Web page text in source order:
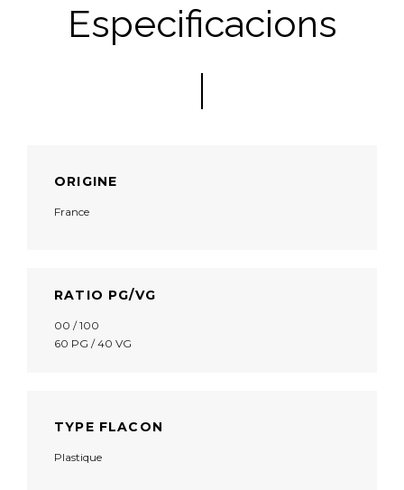
Especificacions
ORIGINE
France
RATIO PG/VG
00 / 100
60 PG / 40 VG
TYPE FLACON
Plastique